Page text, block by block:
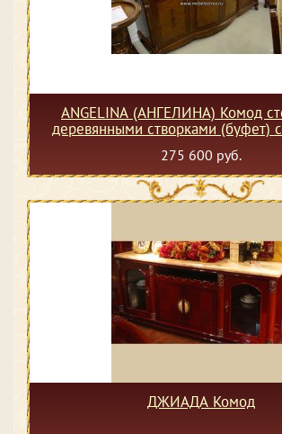
ANGELINA (АНГЕЛИНА) Комод
деревянными створками (буфет)
275 600 руб.
ДЖИАДА Комод